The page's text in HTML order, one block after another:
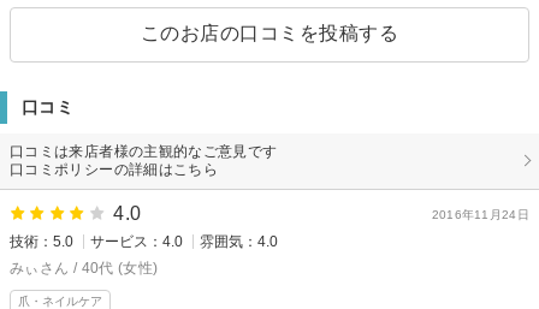
このお店の口コミを投稿する
口コミ
口コミは来店者様の主観的なご意見です
口コミポリシーの詳細はこちら
2016年11月24日
4.0
技術：5.0 サービス：4.0
雰囲気：4.0
みぃさん / 40代 (女性)
爪・ネイルケア